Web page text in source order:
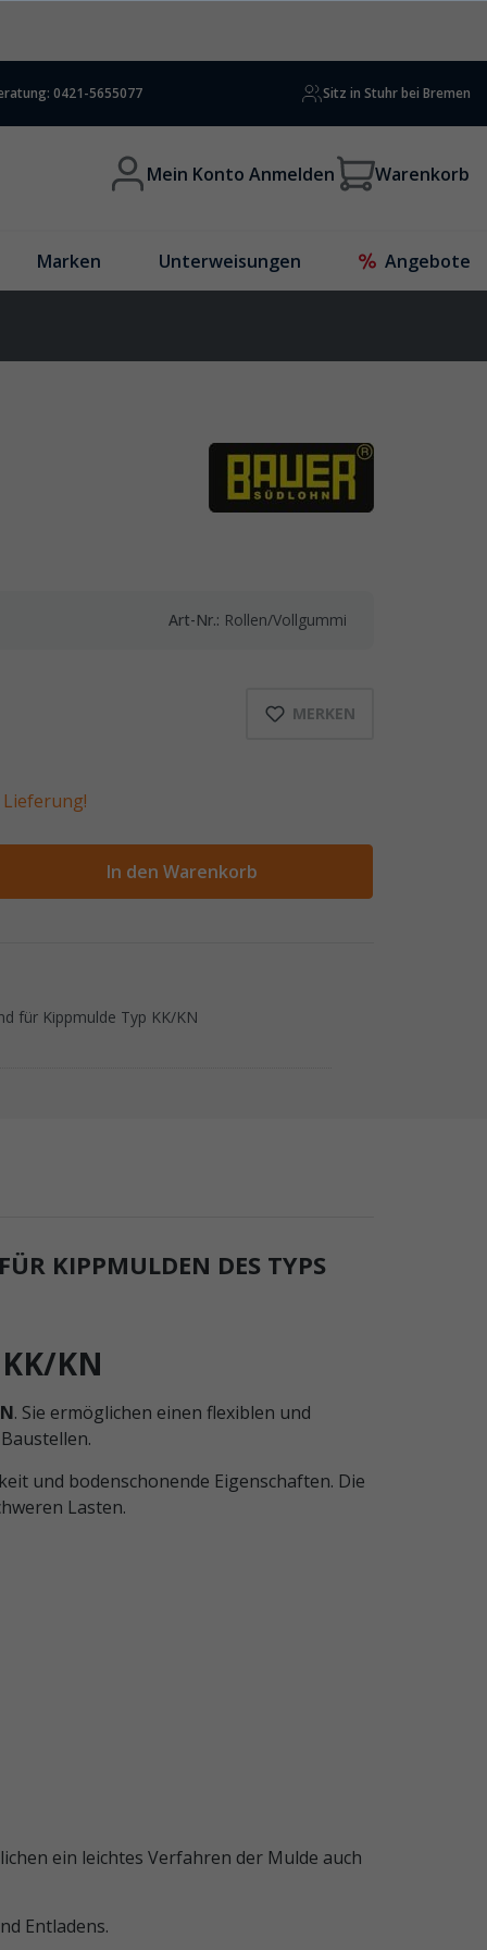
0421-5655077 Sitz in Stuhr bei Bremen
Mein Konto Anmelden Warenkorb
Marken Unterweisungen Angebote
Art-Nr.: Rollen/Vollgummi
MERKEN
In den Warenkorb
für Kippmulde Typ KK/KN
KIPPMULDEN DES TYPS
KN
. Sie ermöglichen einen flexiblen und
und bodenschonende Eigenschaften. Die
Lasten.
ein leichtes Verfahren der Mulde auch
Entladens.